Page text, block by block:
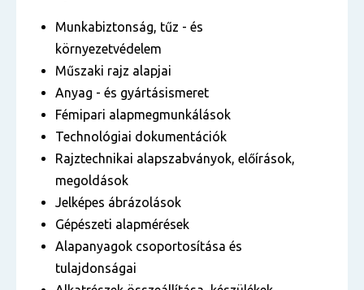
Munkabiztonság, tűz - és
környezetvédelem
Műszaki rajz alapjai
Anyag - és gyártásismeret
Fémipari alapmegmunkálások
Technológiai dokumentációk
Rajztechnikai alapszabványok, előírások,
megoldások
Jelképes ábrázolások
Gépészeti alapmérések
Alapanyagok csoportosítása és
tulajdonságai